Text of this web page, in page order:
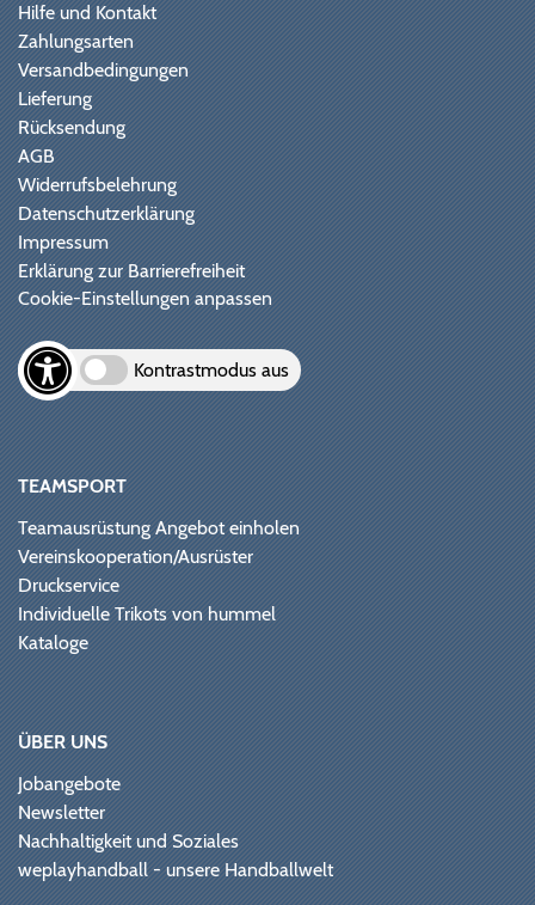
Hilfe und Kontakt
Zahlungsarten
Versandbedingungen
Lieferung
Rücksendung
AGB
Widerrufsbelehrung
Datenschutzerklärung
Impressum
Erklärung zur Barrierefreiheit
Cookie-Einstellungen anpassen
Kontrastmodus aus
TEAMSPORT
Teamausrüstung Angebot einholen
Vereinskooperation/Ausrüster
Druckservice
Individuelle Trikots von hummel
Kataloge
ÜBER UNS
Jobangebote
Newsletter
Nachhaltigkeit und Soziales
weplayhandball - unsere Handballwelt